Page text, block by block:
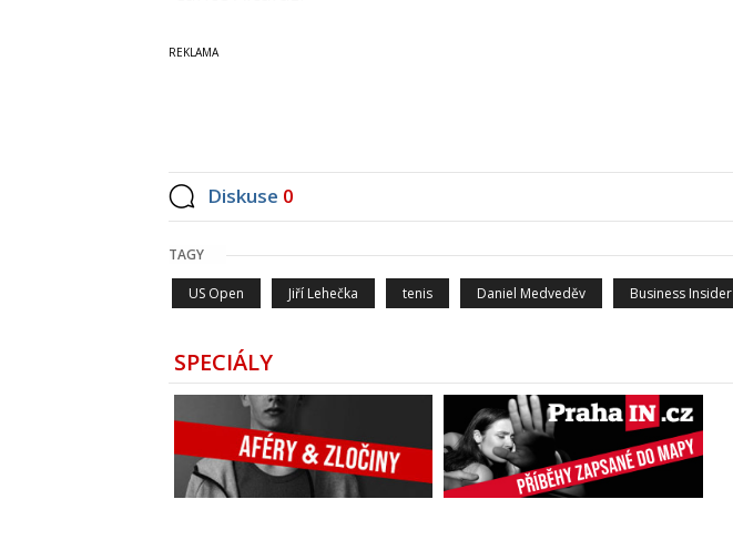
Diskuse 0
TAGY
US Open Jiří Lehečka tenis Daniel Medveděv Business Insider
SPECIÁLY